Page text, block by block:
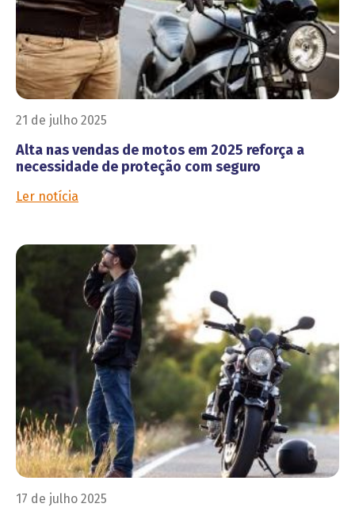
21 de julho 2025
Alta nas vendas de motos em 2025 reforça a
necessidade de proteção com seguro
Ler notícia
17 de julho 2025